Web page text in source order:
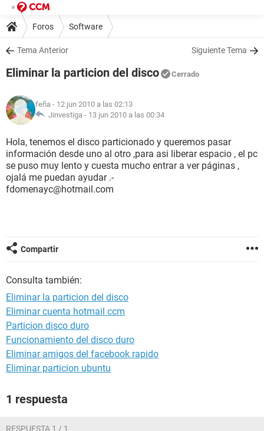
Foros Software
Tema Anterior Siguiente Tema
Eliminar la particion del disco Cerrado
feña - 12 jun 2010 a las 02:13
Jinvestiga - 13 jun 2010 a las 00:34
Hola, tenemos el disco particionado y queremos pasar
información desde uno al otro ,para asi liberar espacio , el pc
se puso muy lento y cuesta mucho entrar a ver páginas ,
ojalá me puedan ayudar .-
fdomenayc@hotmail.com
Compartir
Consulta también:
Eliminar la particion del disco
Eliminar cuenta hotmail ccm
Particion disco duro
Funcionamiento del disco duro
Eliminar amigos del facebook rapido
Eliminar particion ubuntu
1 respuesta
RESPUESTA 1 / 1